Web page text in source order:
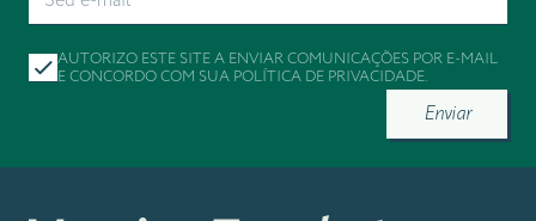
AUTORIZO ESTE SITE A ENVIAR COMUNICAÇÕES POR E-MAIL
E CONCORDO COM SUA POLÍTICA DE PRIVACIDADE.
Enviar